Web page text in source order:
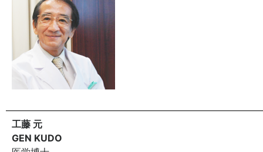
工藤 元
GEN KUDO